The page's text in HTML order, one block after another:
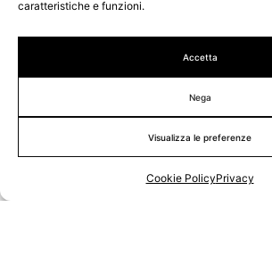
caratteristiche e funzioni.
Accetta
Nega
Visualizza le preferenze
Cookie PolicyPrivacy
realizzazione di siti web, loghi e grafiche.
(+39) 02 87159823